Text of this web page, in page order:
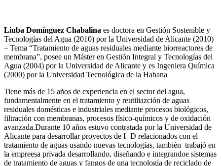
Liuba Domínguez Chabalina es doctora en Gestión Sostenible y
Tecnologías del Agua (2010) por la Universidad de Alicante (2010)
– Tema “Tratamiento de aguas residuales mediante biorreactores de
membrana”, posee un Máster en Gestión Integral y Tecnologías del
Agua (2004) por la Universidad de Alicante y es Ingeniera Química
(2000) por la Universidad Tecnológica de la Habana
Tiene más de 15 años de experiencia en el sector del agua,
fundamentalmente en el tratamiento y reutiliazción de aguas
residuales domésticas e industriales mediante procesos biológicos,
filtración con membranas, procesos físico-químicos y de oxidación
avanzada.Durante 10 años estuvo contratada por la Universidad de
Alicante para desarrollar proyectos de I+D relacionados con el
tratamiento de aguas usando nuevas tecnologías, también trabajó en
la empreesa privada desarrollando, diseñando e integrandoe sistemas
de tratamiento de aguas y fangos de una tecnología de reciclado de